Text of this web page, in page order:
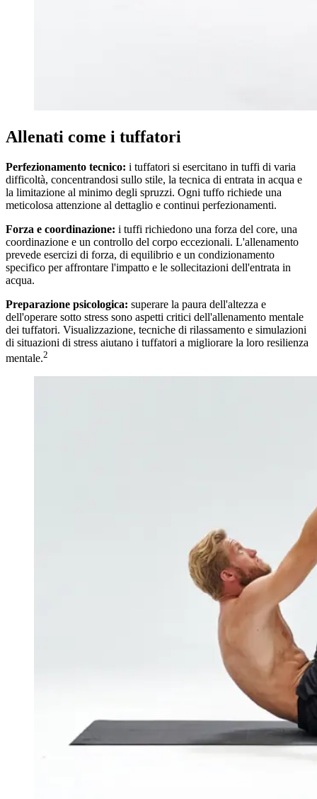
Allenati come i tuffatori
Perfezionamento tecnico: i tuffatori si esercitano in tuffi di varia
difficoltà, concentrandosi sullo stile, la tecnica di entrata in acqua e
la limitazione al minimo degli spruzzi. Ogni tuffo richiede una
meticolosa attenzione al dettaglio e continui perfezionamenti.
Forza e coordinazione: i tuffi richiedono una forza del core, una
coordinazione e un controllo del corpo eccezionali. L'allenamento
prevede esercizi di forza, di equilibrio e un condizionamento
specifico per affrontare l'impatto e le sollecitazioni dell'entrata in
acqua.
Preparazione psicologica: superare la paura dell'altezza e
dell'operare sotto stress sono aspetti critici dell'allenamento mentale
dei tuffatori. Visualizzazione, tecniche di rilassamento e simulazioni
di situazioni di stress aiutano i tuffatori a migliorare la loro resilienza
mentale.2